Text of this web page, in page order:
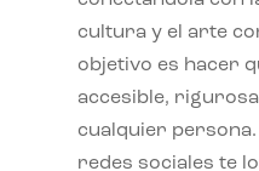
cultura y el arte
objetivo es hacer
accesible,
cualquier persona.
redes sociales te